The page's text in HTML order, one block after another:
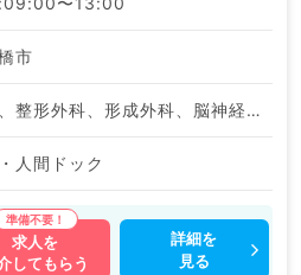
市
神経内科、整形外科、形成外科、脳神経外科、呼吸器外科、心臓血管外科、一般内科、循環器内科、呼吸器内科、消化器内科、内分泌・代謝内科、腎臓内科、老年内科、血液内科、外科系全般、一般外科、消化器外科、健診・人間ドック
人間ドック
求人を
してもらう
詳細を
見る